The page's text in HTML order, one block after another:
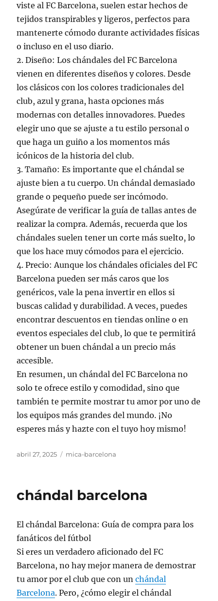
viste al FC Barcelona, suelen estar hechos de
tejidos transpirables y ligeros, perfectos para
mantenerte cómodo durante actividades físicas
o incluso en el uso diario.
2. Diseño: Los chándales del FC Barcelona
vienen en diferentes diseños y colores. Desde
los clásicos con los colores tradicionales del
club, azul y grana, hasta opciones más
modernas con detalles innovadores. Puedes
elegir uno que se ajuste a tu estilo personal o
que haga un guiño a los momentos más
icónicos de la historia del club.
3. Tamaño: Es importante que el chándal se
ajuste bien a tu cuerpo. Un chándal demasiado
grande o pequeño puede ser incómodo.
Asegúrate de verificar la guía de tallas antes de
realizar la compra. Además, recuerda que los
chándales suelen tener un corte más suelto, lo
que los hace muy cómodos para el ejercicio.
4. Precio: Aunque los chándales oficiales del FC
Barcelona pueden ser más caros que los
genéricos, vale la pena invertir en ellos si
buscas calidad y durabilidad. A veces, puedes
encontrar descuentos en tiendas online o en
eventos especiales del club, lo que te permitirá
obtener un buen chándal a un precio más
accesible.
En resumen, un chándal del FC Barcelona no
solo te ofrece estilo y comodidad, sino que
también te permite mostrar tu amor por uno de
los equipos más grandes del mundo. ¡No
esperes más y hazte con el tuyo hoy mismo!
Publicado
abril 27, 2025 Categorías
mica-barcelona
chándal barcelona
El chándal Barcelona: Guía de compra para los
fanáticos del fútbol
Si eres un verdadero aficionado del FC
Barcelona, no hay mejor manera de demostrar
tu amor por el club que con unchándal
Barcelona. Pero, ¿cómo elegir el chándal